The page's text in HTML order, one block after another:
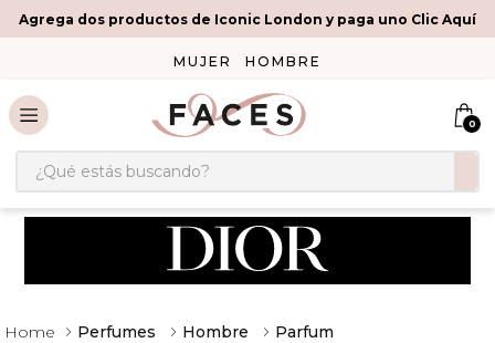
Agrega dos productos de Iconic London y paga uno Clic Aquí
MUJER HOMBRE
0
¿Qué estás buscando?
Perfumes Hombre Parfum